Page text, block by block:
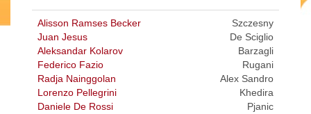
Alisson Ramses Becker
Juan Jesus
Aleksandar Kolarov
Federico Fazio
Radja Nainggolan
Lorenzo Pellegrini
Daniele De Rossi
Szczesny
De Sciglio
Barzagli
Rugani
Alex Sandro
Khedira
Pjanic